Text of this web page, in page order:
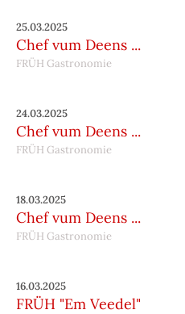
25.03.2025
Chef vum Deens ...
FRÜH Gastronomie
24.03.2025
Chef vum Deens ...
FRÜH Gastronomie
18.03.2025
Chef vum Deens ...
FRÜH Gastronomie
16.03.2025
FRÜH "Em Veedel"